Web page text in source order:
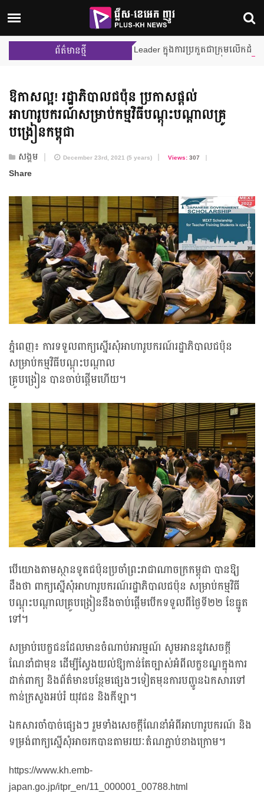
ព័ត៌មានថ្មី
ឫទ័យ នឹងក្លាយជា Team Leader ក្នុងការប្រកួតជាក្រុមលើកដំបូង ក្នុងកម្ម
ឱកាសល្អ! រដ្ឋាភិបាល​ជប៉ុន ប្រកាស​ផ្ដល់​
អាហារូបករណ៍​សម្រាប់​កម្មវិធី​បណ្ដុះបណ្ដាល​គ្រូ
បង្រៀន​កម្ពុជា
សង្គម December 23rd, 2021 (5 years) Views:307
Share
ភ្នំពេញ៖ ការទទួលពាក្យស្នើរសុំអាហារូបករណ៍រដ្ឋាភិបាលជប៉ុន
សម្រាប់កម្មវិធីបណ្តុះបណ្តាល
គ្រូបង្រៀន បានចាប់ផ្ដើមហើយ។
បើយោងតាមស្ថានទូតជប៉ុនប្រចាំព្រះរាជាណាចក្រកម្ពុជា បានឱ្យ
ដឹងថា ពាក្យស្នើសុំអាហារូបករណ៍រដ្ឋាភិបាលជប៉ុន សម្រាប់កម្មវិធី
បណ្តុះបណ្តាលគ្រូបង្រៀននឹងចាប់ផ្តើមបើកទទួលពីថ្ងៃទី២២ ខែធ្នូត
ទៅ។
សម្រាប់បេក្ខជនដែលមានចំណាប់អារម្មណ៍ សូមអាននូវសេចក្តី
ណែនាំជាមុន ដើម្បីស្វែងយល់ឱ្យកាន់តែច្បាស់អំពីលក្ខខណ្ឌក្នុងការ
ដាក់ពាក្យ និងព័ត៌មានបន្ថែមផ្សេងៗទៀតមុនការបញ្ជូនឯកសារទៅ
កាន់ក្រសួងអប់រំ យុវជន និងកីឡា។
ឯកសារចាំបាច់ផ្សេងៗ រួមទាំងសេចក្តីណែនាំអំពីអាហារូបករណ៍ និង
ទម្រង់ពាក្យស្នើសុំអាចរកបានតាមរយៈតំណភ្ជាប់ខាងក្រោម។
https://www.kh.emb-
japan.go.jp/itpr_en/11_000001_00788.html